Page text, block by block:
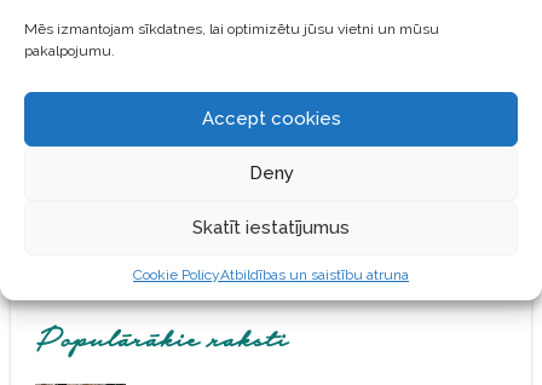
Mēs izmantojam sīkdatnes, lai optimizētu jūsu vietni un mūsu
pakalpojumu.
Accept cookies
Deny
Skatīt iestatījumus
Cookie PolicyAtbildības un saistību atruna
SAGLABĀJIET MANU VĀRDU,
ŠAJĀ PĀRLŪKPROGRAMMĀ
VĒLĒŠOS PIEVIENOT
Populārākie raksti